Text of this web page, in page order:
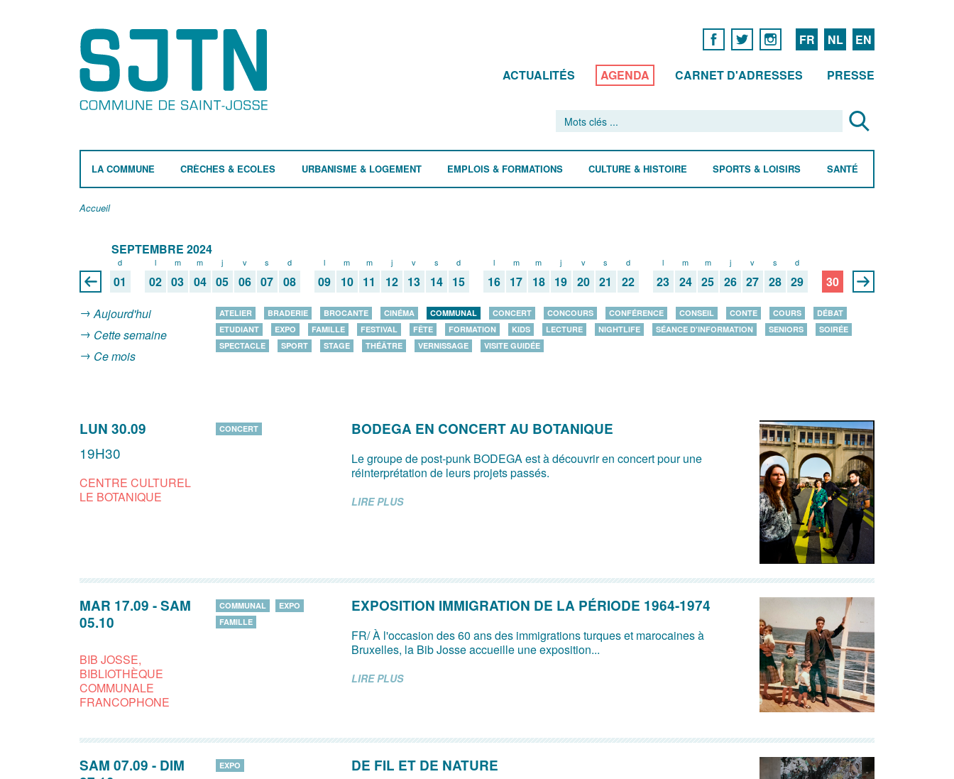
FR NL EN
ACTUALITÉS AGENDA CARNET D'ADRESSES PRESSE
LA COMMUNE CRÈCHES & ECOLES URBANISME & LOGEMENT EMPLOIS & FORMATIONS CULTURE & HISTOIRE SPORTS & LOISIRS SANTÉ
Accueil
SEPTEMBRE 2024
d
01
l
02
m
03
m
04
j
05
v
06
s
07
d
08
l
09
m
10
m
11
j
12
v
13
s
14
d
15
l
16
m
17
m
18
j
19
v
20
s
21
d
22
l
23
m
24
m
25
j
26
v
27
s
28
d
29
30
Aujourd'hui
Cette semaine
Ce mois
ATELIER BRADERIE BROCANTE CINÉMA COMMUNAL CONCERT CONCOURS CONFÉRENCE CONSEIL CONTE COURS
DÉBAT
ETUDIANT
EXPO FAMILLE FESTIVAL FÊTE FORMATION KIDS LECTURE NIGHTLIFE SÉANCE D'INFORMATION SENIORS
SOIRÉE
SPECTACLE
SPORT STAGE THÉÂTRE VERNISSAGE VISITE GUIDÉE
LUN 30.09
19H30
CENTRE CULTUREL
LE BOTANIQUE
CONCERT BODEGA EN CONCERT AU BOTANIQUE
Le groupe de post-punk BODEGA est à découvrir en concert pour une
réinterprétation de leurs projets passés.
LIRE PLUS
MAR 17.09 -SAM
05.10
BIB JOSSE,
BIBLIOTHÈQUE
COMMUNALE
FRANCOPHONE
COMMUNAL
EXPO
FAMILLE
EXPOSITION IMMIGRATION DE LA PÉRIODE 1964-1974
FR/ À l'occasion des 60 ans des immigrations turques et marocaines à
Bruxelles, la Bib Josse accueille une exposition...
LIRE PLUS
SAM 07.09 - DIM
EXPO DE FIL ET DE NATURE